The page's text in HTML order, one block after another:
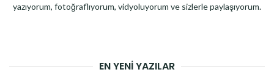
yazıyorum, fotoğraflıyorum, vidyoluyorum ve sizlerle paylaşıyorum.
EN YENI YAZILAR